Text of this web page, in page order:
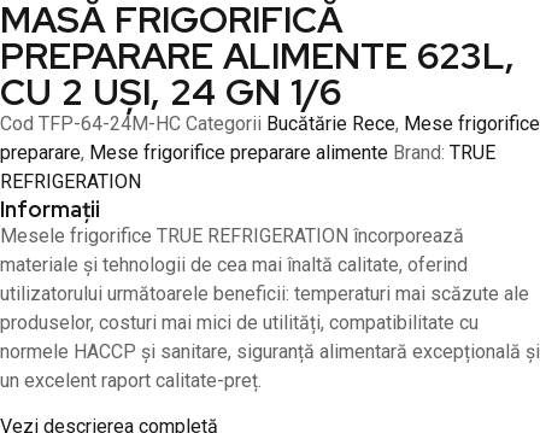
MASĂ FRIGORIFICĂ
PREPARARE ALIMENTE 623L,
CU 2 UȘI, 24 GN 1/6
Cod TFP-64-24M-HC Categorii Bucătărie Rece, Mese frigorifice
preparare, Mese frigorifice preparare alimente Brand: TRUE
REFRIGERATION
Informații
Mesele frigorifice TRUE REFRIGERATION încorporează
materiale și tehnologii de cea mai înaltă calitate, oferind
utilizatorului următoarele beneficii: temperaturi mai scăzute ale
produselor, costuri mai mici de utilități, compatibilitate cu
normele HACCP și sanitare, siguranță alimentară excepțională și
un excelent raport calitate-preț.
Vezi descrierea completă